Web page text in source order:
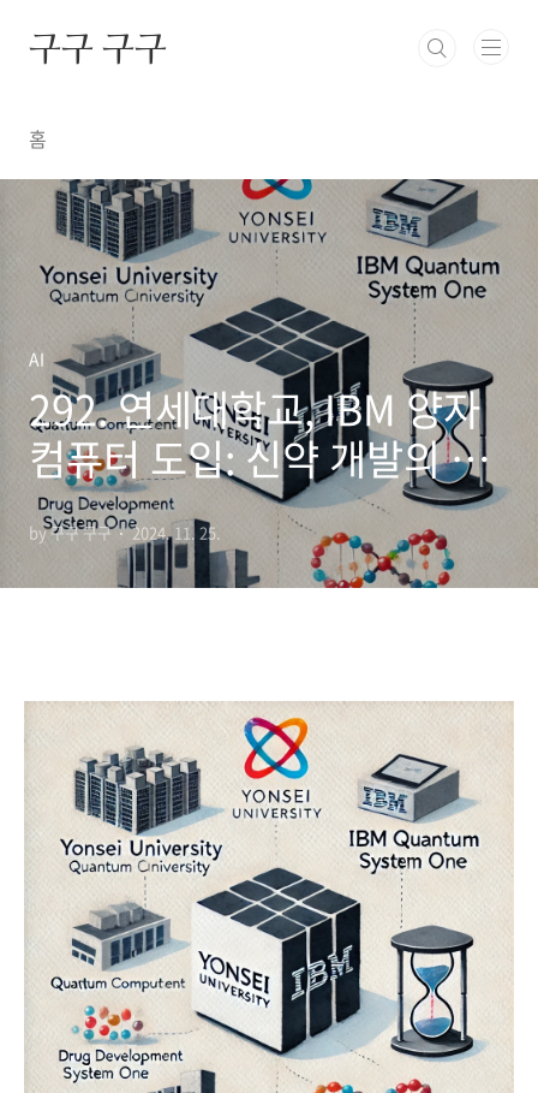
구구 구구
홈
AI
292. 연세대학교, IBM 양자
컴퓨터 도입: 신약 개발의 혁
신을 이끌다
by 구구 구구 2024. 11. 25.